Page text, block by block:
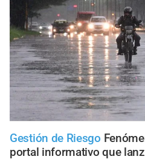
Gestión de Riesgo
portal informativo que